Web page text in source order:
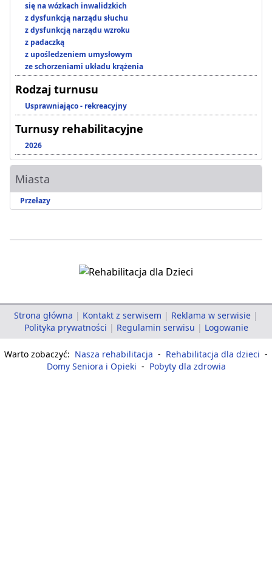
się na wózkach inwalidzkich
z dysfunkcją narządu słuchu
z dysfunkcją narządu wzroku
z padaczką
z upośledzeniem umysłowym
ze schorzeniami układu krążenia
Rodzaj turnusu
Usprawniająco - rekreacyjny
Turnusy rehabilitacyjne
2026
Miasta
Przełazy
Strona główna | Kontakt z serwisem | Reklama w serwisie |
Polityka prywatności | Regulamin serwisu | Logowanie
Warto zobaczyć: Nasza rehabilitacja - Rehabilitacja dla dzieci -
Domy Seniora i Opieki - Pobyty dla zdrowia